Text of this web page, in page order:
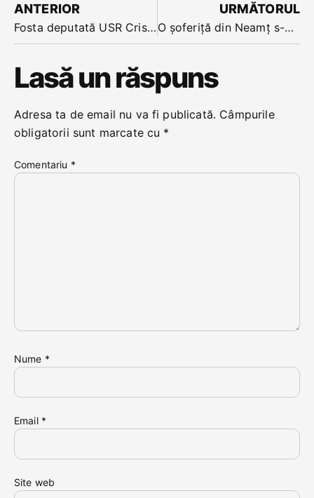
ANTERIOR
Fosta deputată USR Cristina Iurișniți a devenit din nou mamă. Ea a născut la 52 de ani un băiețel
URMĂTORUL
O șoferiță din Neamț s-a răsturnat după ce a ratat curba de la intersecția dintre DN 17 cu DJ 151
Lasă un răspuns
Adresa ta de email nu va fi publicată. Câmpurile
obligatorii sunt marcate cu *
Comentariu *
Nume *
Email *
Site web